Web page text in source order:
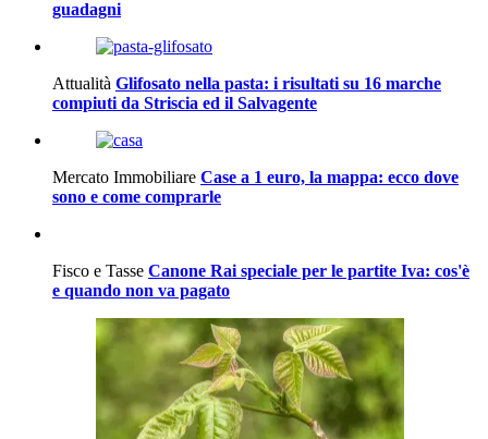
guadagni
Attualità Glifosato nella pasta: i risultati su 16 marche
compiuti da Striscia ed il Salvagente
Mercato Immobiliare Case a 1 euro, la mappa: ecco dove
sono e come comprarle
Fisco e Tasse Canone Rai speciale per le partite Iva: cos'è
e quando non va pagato